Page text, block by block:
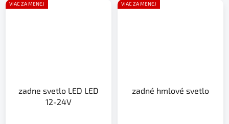
VIAC ZA MENEJ
zadne svetlo LED LED
12-24V
VIAC ZA MENEJ
zadné hmlové svetlo